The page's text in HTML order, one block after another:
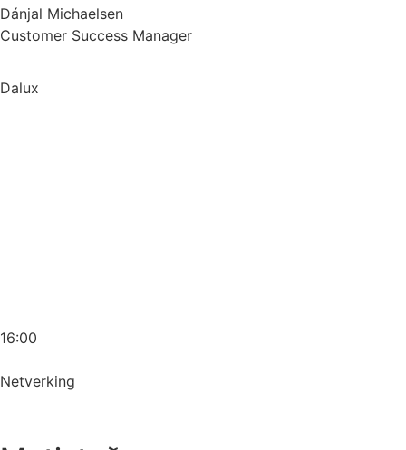
Dánjal Michaelsen
Customer Success Manager
Dalux
16:00
Netverking